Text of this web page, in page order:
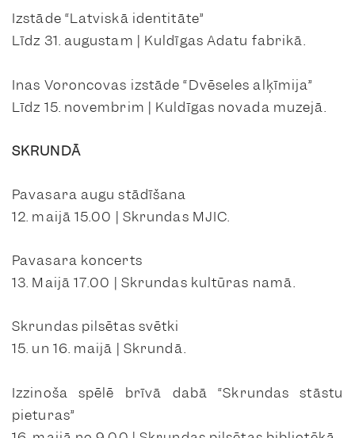
Izstāde “Latviskā identitāte”
Līdz 31. augustam | Kuldīgas Adatu fabrikā.
Inas Voroncovas izstāde “Dvēseles alķīmija”
Līdz 15. novembrim | Kuldīgas novada muzejā.
SKRUNDĀ
Pavasara augu stādīšana
12. maijā 15.00 | Skrundas MJIC.
Pavasara koncerts
13. Maijā 17.00 | Skrundas kultūras namā.
Skrundas pilsētas svētki
15. un 16. maijā | Skrundā.
Izzinoša spēlē brīvā dabā “Skrundas stāstu
pieturas”